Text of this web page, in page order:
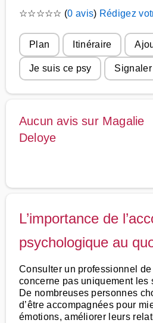
☆☆☆☆☆ (0 avis) Rédigez
Plan Itinéraire
Je suis ce psy
Aucun avis sur Magalie
Deloye
L’importance de
psychologique au
Consulter un professionnel
concerne pas uniquement les
De nombreuses personnes
d’être accompagnées pour
émotions, améliorer leurs